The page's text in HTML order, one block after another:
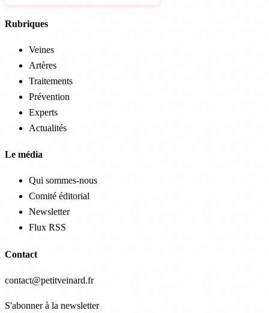
Rubriques
Veines
Artères
Traitements
Prévention
Experts
Actualités
Le média
Qui sommes-nous
Comité éditorial
Newsletter
Flux RSS
Contact
contact@petitveinard.fr
S'abonner à la newsletter